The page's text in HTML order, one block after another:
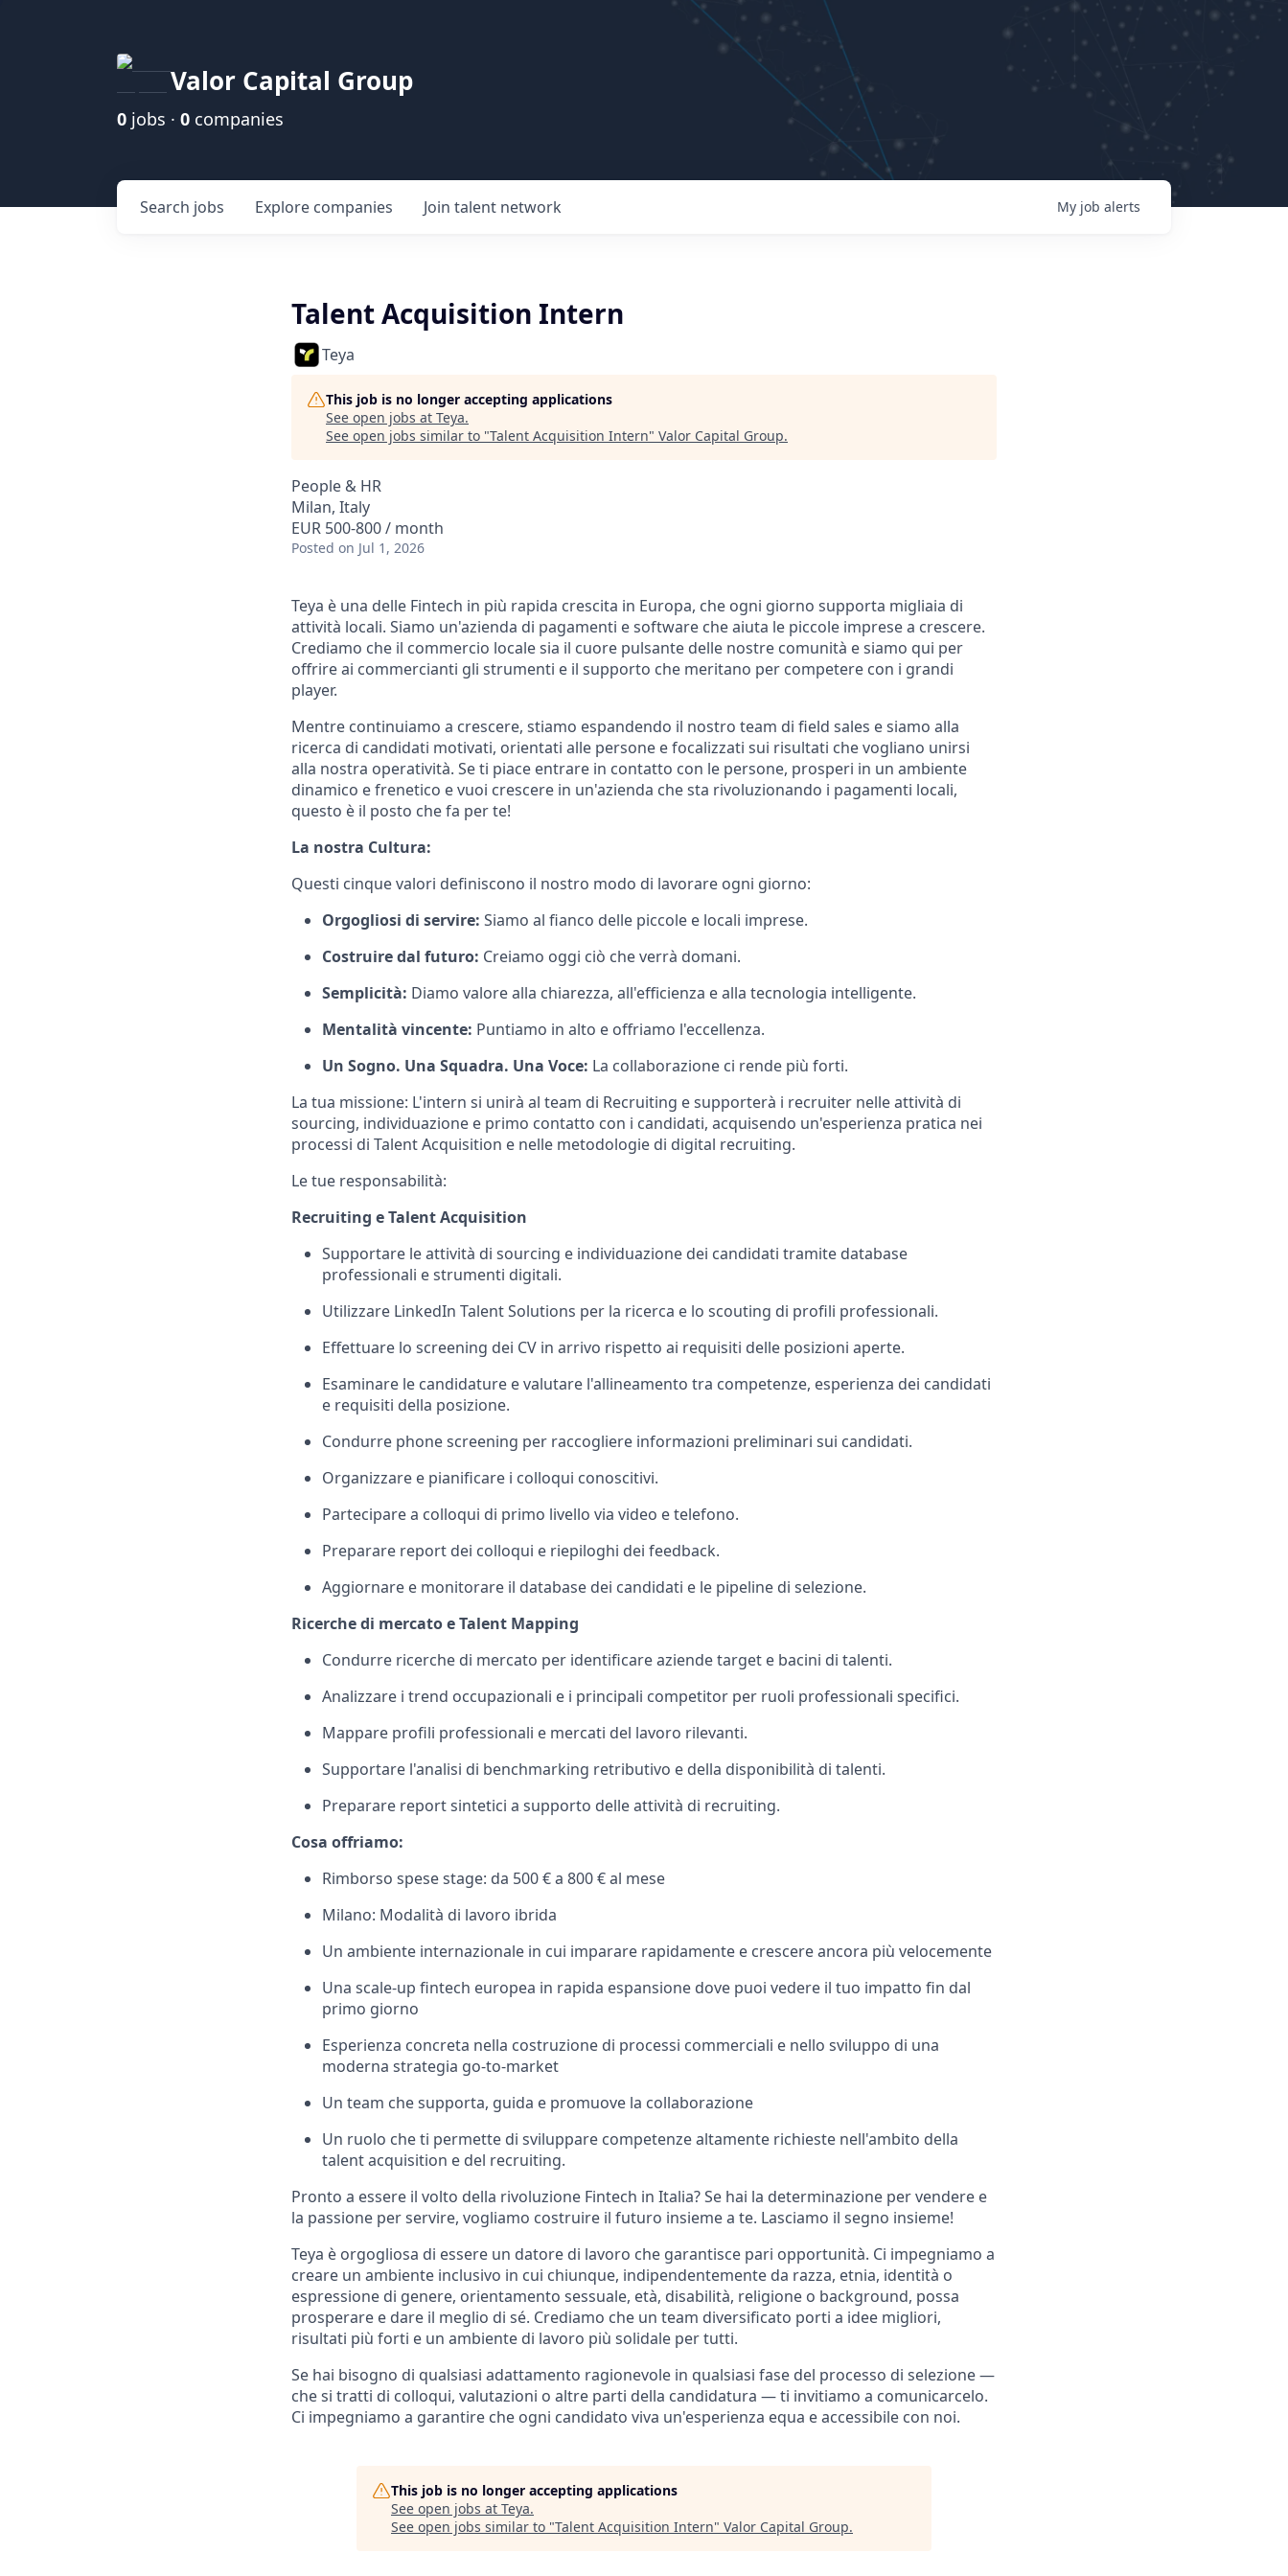
Valor Capital Group
0 jobs · 0 companies
Search jobs Explore companies Join talent network My job alerts
Talent Acquisition Intern
Teya
This job is no longer accepting applications
See open jobs at Teya.
See open jobs similar to "Talent Acquisition Intern" Valor Capital Group.
People & HR
Milan, Italy
EUR 500-800 / month
Posted on Jul 1, 2026
Teya è una delle Fintech in più rapida crescita in Europa, che ogni giorno supporta migliaia di
attività locali. Siamo un'azienda di pagamenti e software che aiuta le piccole imprese a crescere.
Crediamo che il commercio locale sia il cuore pulsante delle nostre comunità e siamo qui per
offrire ai commercianti gli strumenti e il supporto che meritano per competere con i grandi
player.
Mentre continuiamo a crescere, stiamo espandendo il nostro team di field sales e siamo alla
ricerca di candidati motivati, orientati alle persone e focalizzati sui risultati che vogliano unirsi
alla nostra operatività. Se ti piace entrare in contatto con le persone, prosperi in un ambiente
dinamico e frenetico e vuoi crescere in un'azienda che sta rivoluzionando i pagamenti locali,
questo è il posto che fa per te!
La nostra Cultura:
Questi cinque valori definiscono il nostro modo di lavorare ogni giorno:
Orgogliosi di servire: Siamo al fianco delle piccole e locali imprese.
Costruire dal futuro: Creiamo oggi ciò che verrà domani.
Semplicità: Diamo valore alla chiarezza, all'efficienza e alla tecnologia intelligente.
Mentalità vincente: Puntiamo in alto e offriamo l'eccellenza.
Un Sogno. Una Squadra. Una Voce: La collaborazione ci rende più forti.
La tua missione: L'intern si unirà al team di Recruiting e supporterà i recruiter nelle attività di
sourcing, individuazione e primo contatto con i candidati, acquisendo un'esperienza pratica nei
processi di Talent Acquisition e nelle metodologie di digital recruiting.
Le tue responsabilità:
Recruiting e Talent Acquisition
Supportare le attività di sourcing e individuazione dei candidati tramite database
professionali e strumenti digitali.
Utilizzare LinkedIn Talent Solutions per la ricerca e lo scouting di profili professionali.
Effettuare lo screening dei CV in arrivo rispetto ai requisiti delle posizioni aperte.
Esaminare le candidature e valutare l'allineamento tra competenze, esperienza dei candidati
e requisiti della posizione.
Condurre phone screening per raccogliere informazioni preliminari sui candidati.
Organizzare e pianificare i colloqui conoscitivi.
Partecipare a colloqui di primo livello via video e telefono.
Preparare report dei colloqui e riepiloghi dei feedback.
Aggiornare e monitorare il database dei candidati e le pipeline di selezione.
Ricerche di mercato e Talent Mapping
Condurre ricerche di mercato per identificare aziende target e bacini di talenti.
Analizzare i trend occupazionali e i principali competitor per ruoli professionali specifici.
Mappare profili professionali e mercati del lavoro rilevanti.
Supportare l'analisi di benchmarking retributivo e della disponibilità di talenti.
Preparare report sintetici a supporto delle attività di recruiting.
Cosa offriamo:
Rimborso spese stage: da 500 € a 800 € al mese
Milano: Modalità di lavoro ibrida
Un ambiente internazionale in cui imparare rapidamente e crescere ancora più velocemente
Una scale-up fintech europea in rapida espansione dove puoi vedere il tuo impatto fin dal
primo giorno
Esperienza concreta nella costruzione di processi commerciali e nello sviluppo di una
moderna strategia go-to-market
Un team che supporta, guida e promuove la collaborazione
Un ruolo che ti permette di sviluppare competenze altamente richieste nell'ambito della
talent acquisition e del recruiting.
Pronto a essere il volto della rivoluzione Fintech in Italia? Se hai la determinazione per vendere e
la passione per servire, vogliamo costruire il futuro insieme a te. Lasciamo il segno insieme!
Teya è orgogliosa di essere un datore di lavoro che garantisce pari opportunità. Ci impegniamo a
creare un ambiente inclusivo in cui chiunque, indipendentemente da razza, etnia, identità o
espressione di genere, orientamento sessuale, età, disabilità, religione o background, possa
prosperare e dare il meglio di sé. Crediamo che un team diversificato porti a idee migliori,
risultati più forti e un ambiente di lavoro più solidale per tutti.
Se hai bisogno di qualsiasi adattamento ragionevole in qualsiasi fase del processo di selezione —
che si tratti di colloqui, valutazioni o altre parti della candidatura — ti invitiamo a comunicarcelo.
Ci impegniamo a garantire che ogni candidato viva un'esperienza equa e accessibile con noi.
This job is no longer accepting applications
See open jobs at Teya.
See open jobs similar to "Talent Acquisition Intern" Valor Capital Group.